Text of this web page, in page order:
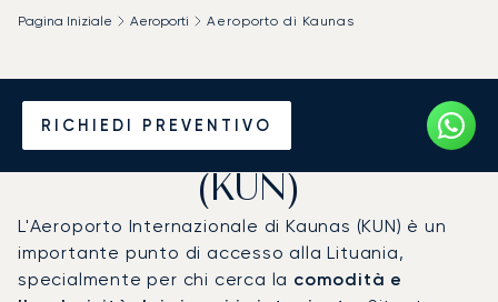
RICHIEDI PREVENTIVO
Pagina Iniziale Aeroporti Aeroporto di Kaunas
Noleggio jet privato per
l'Aeroporto di Kaunas
(KUN)
L'Aeroporto Internazionale di Kaunas (KUN) è un
importante punto di accesso alla Lituania,
specialmente per chi cerca la comodità e